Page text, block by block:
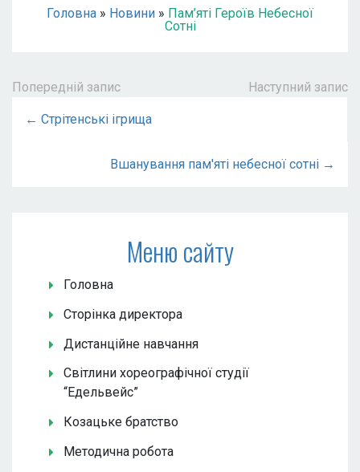
Головна » Новини » Пам’яті Героїв Небесної
Сотні
Попередній запис Наступний запис
← Стрітенські ігрища
Вшанування пам'яті небесної сотні →
Меню сайту
Головна
Сторінка директора
Дистанційне навчання
Світлини хореографічної студії
“Едельвейс”
Козацьке братство
Методична робота